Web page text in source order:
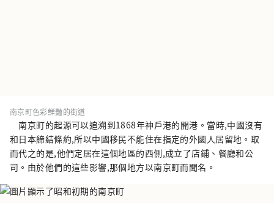
南京町色彩鮮豔的街道
南京町的起源可以追溯到1868年神戶港的開港。當時,中國沒有
和日本締結條約,所以中國移民不能住在指定的外國人居留地。取
而代之的是,他們定居在這個地區的西側,成立了店鋪、餐廳和公
司。由於他們的這些影響,那個地方以南京町而聞名。